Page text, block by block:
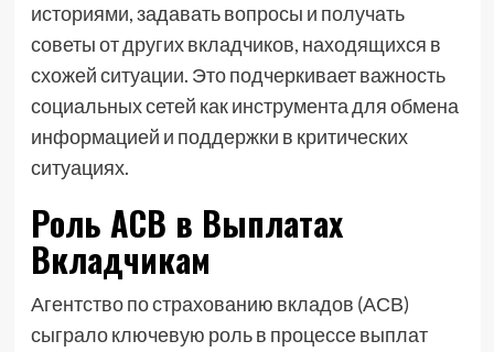
историями, задавать вопросы и получать
советы от других вкладчиков, находящихся в
схожей ситуации. Это подчеркивает важность
социальных сетей как инструмента для обмена
информацией и поддержки в критических
ситуациях.
Роль АСВ в Выплатах
Вкладчикам
Агентство по страхованию вкладов (АСВ)
сыграло ключевую роль в процессе выплат